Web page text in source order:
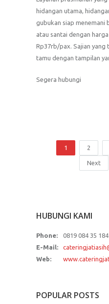
hidangan utama,
gubukan siap menemani
atau santai dengan
Rp37rb/pax. Sajian
tamu dengan tampilan
Segera hubungi
1 2
Next
HUBUNGI KAMI
Phone:
0819 084 35 184
E-Mail:
Web:
POPULAR POSTS